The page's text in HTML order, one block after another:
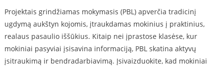
Projektais grindžiamas mokymasis (PBL) apverčia tradicinį
ugdymą aukštyn kojomis, įtraukdamas mokinius į praktinius,
realaus pasaulio iššūkius. Kitaip nei įprastose klasėse, kur
mokiniai pasyviai įsisavina informaciją, PBL skatina aktyvų
įsitraukimą ir bendradarbiavimą. Įsivaizduokite, kad mokiniai